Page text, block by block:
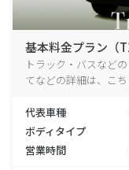
基本料金プラン（
トラック・バスなど
てなどの詳細は、こ
代表車種
ボディタイプ
営業時間